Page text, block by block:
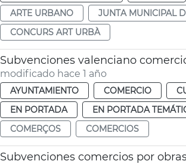
ARTE URBANO
JUNTA MUNICIPAL
CONCURS ART URBÀ
Subvenciones valenciano
modificado hace 1 año
AYUNTAMIENTO COMERCIO
EN PORTADA
EN PORTADA
COMERÇOS
COMERCIOS
Subvenciones comercios por